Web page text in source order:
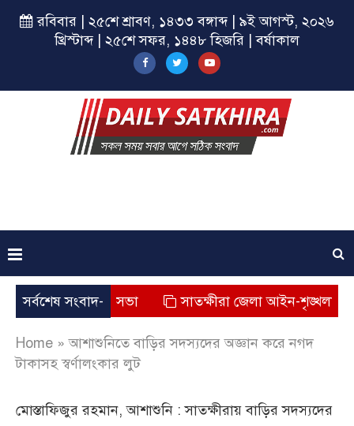
রবিবার | ২৫শে শ্রাবণ, ১৪৩৩ বঙ্গাব্দ | ৯ই আগস্ট, ২০২৬
খ্রিস্টাব্দ | ২৫শে সফর, ১৪৪৮ হিজরি | বর্ষাকাল
সর্বশেষ সংবাদ-
সমাপনী সভা সাতক্ষীরা জেলা আইন-শৃঙ্খলা বিষয়ক
Home »আশাশুনিতে বাড়ির সদস্যদের অজ্ঞান করে নগদ
টাকাসহ স্বর্ণালংকার লুট
মোস্তাফিজুর রহমান, আশাশুনি : সাতক্ষীরায় বাড়ির সদস্যদের